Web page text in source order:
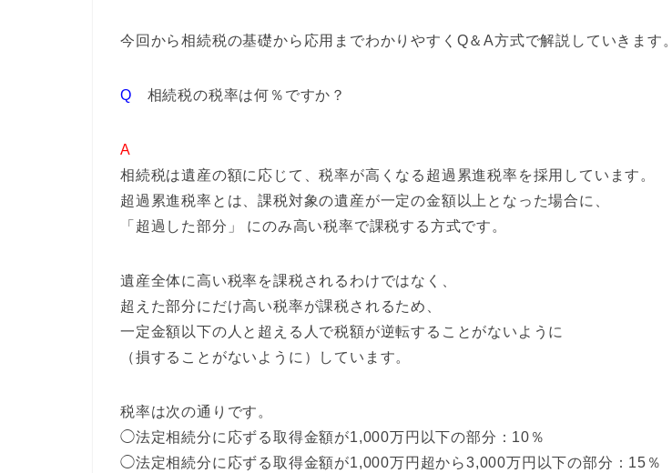
今回から相続税の基礎から応用までわかりやすくQ＆A方式で解説していきます。
Q 相続税の税率は何％ですか？
A
相続税は遺産の額に応じて、税率が高くなる超過累進税率を採用しています。
超過累進税率とは、課税対象の遺産が一定の金額以上となった場合に、
「超過した部分」 にのみ高い税率で課税する方式です。
遺産全体に高い税率を課税されるわけではなく、
超えた部分にだけ高い税率が課税されるため、
一定金額以下の人と超える人で税額が逆転することがないように
（損することがないように）しています。
税率は次の通りです。
◯法定相続分に応ずる取得金額が1,000万円以下の部分：10％
◯法定相続分に応ずる取得金額が1,000万円超から3,000万円以下の部分：15％